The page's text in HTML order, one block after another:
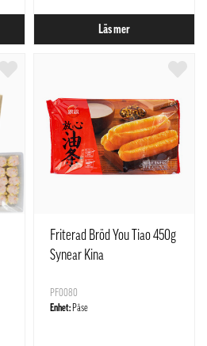
Läs mer
Friterad Bröd You Tiao 450g
Synear Kina
PF0080
Enhet: Påse